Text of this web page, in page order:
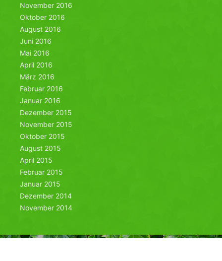
November 2016
Oktober 2016
August 2016
Juni 2016
Mai 2016
April 2016
März 2016
Februar 2016
Januar 2016
Dezember 2015
November 2015
Oktober 2015
August 2015
April 2015
Februar 2015
Januar 2015
Dezember 2014
November 2014